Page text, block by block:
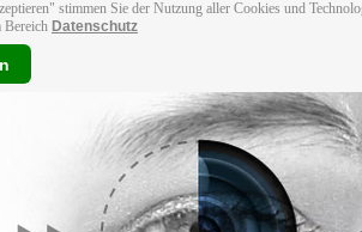
stimmen Sie der Nutzung aller Cookies und
Bereich Datenschutz